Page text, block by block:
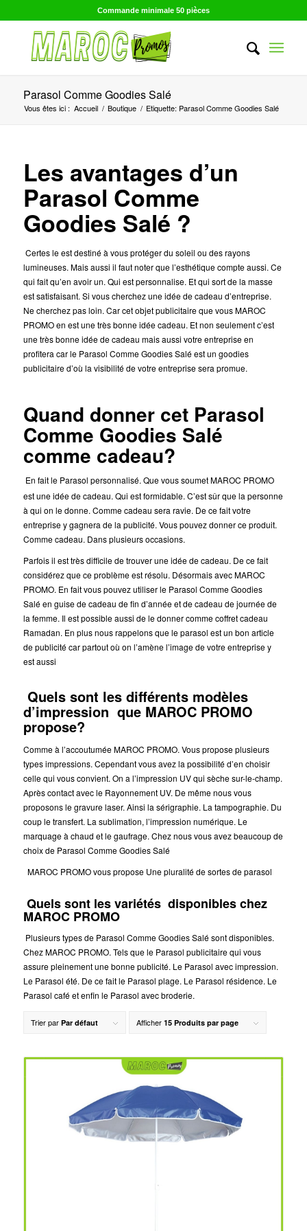
Commande minimale 50 pièces
Parasol Comme Goodies Salé
Vous êtes ici : Accueil / Boutique / Etiquette: Parasol Comme Goodies Salé
Les avantages d’un
Parasol Comme
Goodies Salé ?
Certes le est destiné à vous protéger du soleil ou des rayons
lumineuses. Mais aussi il faut noter que l’esthétique compte aussi. Ce
qui fait qu’en avoir un. Qui est personnalise. Et qui sort de la masse
est satisfaisant. Si vous cherchez une idée de cadeau d’entreprise.
Ne cherchez pas loin. Car cet objet publicitaireque vous MAROC
PROMO en est une très bonne idée cadeau. Et non seulement c’est
une très bonne idée de cadeau mais aussi votre entreprise en
profitera car le Parasol Comme Goodies Salé est un goodies
publicitaire d’où la visibilité de votre entreprise sera promue.
Quand donner cet Parasol
Comme Goodies Salé
comme cadeau?
En fait le Parasol personnalisé. Que vous soumet MAROC PROMO
est une idée de cadeau. Qui est formidable. C’est sûr que la personne
à qui on le donne. Comme cadeau sera ravie. De ce fait votre
entreprise y gagnera de la publicité. Vous pouvez donner ce produit.
Comme cadeau. Dans plusieurs occasions.
Parfois il est très difficile de trouver une idée de cadeau. De ce fait
considérez que ce problème est résolu. Désormais avec MAROC
PROMO. En fait vous pouvez utiliser le Parasol Comme Goodies
Salé en guise de cadeau de fin d’année et de cadeau de journée de
la femme. Il est possible aussi de le donner comme coffret cadeau
Ramadan. En plus nous rappelons que le parasol est un bon article
de publicité car partout où on l’amène l’image de votre entreprise y
est aussi
Quels sont les différents modèles
d’impression que MAROC PROMO
propose?
Comme à l’accoutumée MAROC PROMO. Vous propose plusieurs
types impressions. Cependant vous avez la possibilité d’en choisir
celle qui vous convient. On a l’impression UV qui sèche sur-le-champ.
Après contact avec le Rayonnement UV. De même nous vous
proposons le gravure laser. Ainsi la sérigraphie. La tampographie. Du
coup le transfert. La sublimation, l’impression numérique. Le
marquage à chaud et le gaufrage. Chez nous vous avez beaucoup de
choix de Parasol Comme Goodies Salé
MAROC PROMO vous propose Une pluralité de sortes de parasol
Quels sont les variétés disponibles chez
MAROC PROMO
Plusieurs types de Parasol Comme Goodies Salé sont disponibles.
Chez MAROC PROMO. Tels que le Parasol publicitaire qui vous
assure pleinement une bonne publicité. Le Parasol avec impression.
Le Parasol été. De ce fait le Parasol plage. Le Parasol résidence. Le
Parasol café et enfin le Parasol avec broderie.
Trier par Par défaut Afficher 15 Produits par page